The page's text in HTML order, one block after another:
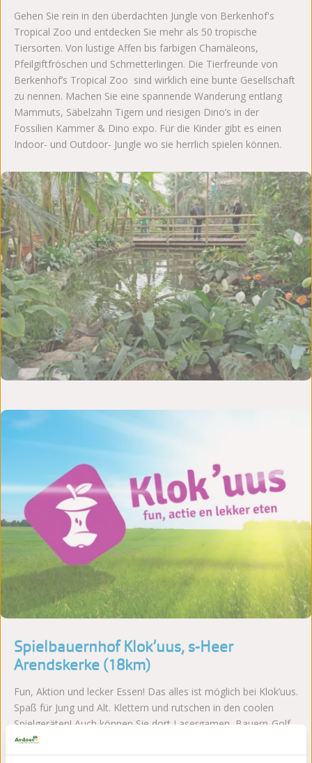
Gehen Sie rein in den überdachten Jungle von Berkenhof's
Tropical Zoo und entdecken Sie mehr als 50 tropische
Tiersorten. Von lustige Affen bis farbigen Chamäleons,
Pfeilgiftfröschen und Schmetterlingen. Die Tierfreunde von
Berkenhof’s Tropical Zoo sind wirklich eine bunte Gesellschaft
zu nennen. Machen Sie eine spannende Wanderung entlang
Mammuts, Säbelzahn Tigern und riesigen Dino’s in der
Fossilien Kammer & Dino expo. Für die Kinder gibt es einen
Indoor- und Outdoor- Jungle wo sie herrlich spielen können.
Spielbauernhof Klok’uus, s-Heer
Arendskerke (18km)
Fun, Aktion und lecker Essen! Das alles ist möglich bei Klok’uus.
Spaß für Jung und Alt. Klettern und rutschen in den coolen
Spielgeräten! Auch können Sie dort Lasergamen, Bauern-Golf
spielen und noch vieles mehr. Für mehr Information schauen
Sie auf derWebsitevon Klok’uus.